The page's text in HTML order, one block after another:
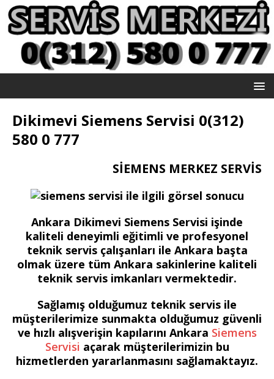
Dikimevi Siemens Servisi 0(312)
580 0 777
SİEMENS MERKEZ SERVİS
Ankara Dikimevi Siemens Servisi işinde
kaliteli deneyimli eğitimli ve profesyonel
teknik servis çalışanları ile Ankara başta
olmak üzere tüm Ankara sakinlerine kaliteli
teknik servis imkanları vermektedir.
Sağlamış olduğumuz teknik servis ile
müşterilerimize sunmakta olduğumuz güvenli
ve hızlı alışverişin kapılarını Ankara Siemens
Servisi açarak müşterilerimizin bu
hizmetlerden yararlanmasını sağlamaktayız.